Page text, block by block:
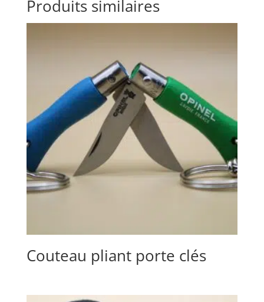
Produits similaires
Couteau pliant porte clés